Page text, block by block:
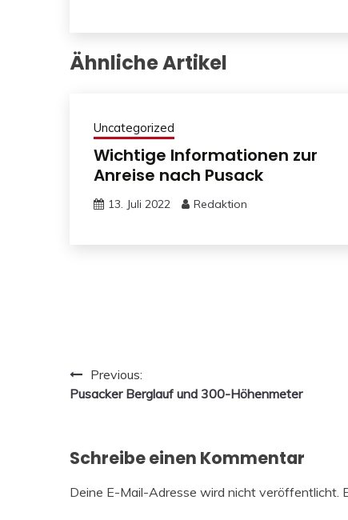
Ähnliche Artikel
Uncategorized
Wichtige Informationen zur
Anreise nach Pusack
13. Juli 2022 Redaktion
Beitragsnavigation
Previous:
Pusacker Berglauf und 300-Höhenmeter
Schreibe einen Kommentar
Deine E-Mail-Adresse wird nicht veröffentlicht.